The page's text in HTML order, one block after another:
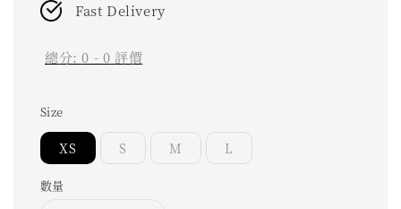
Fast Delivery
總分:0 - 0 評價
Size
XS S M L
數量